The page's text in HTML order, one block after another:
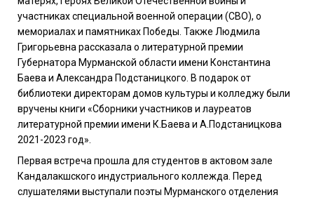
участниках специальной военной операции (СВО), о
мемориалах и памятниках Победы. Также Людмила
Григорьевна рассказала о литературной премии
Губернатора Мурманской области имени Константина
Баева и Александра Подстаницкого. В подарок от
библиотеки директорам домов культуры и колледжу были
вручены книги «Сборники участников и лауреатов
литературной премии имени К.Баева и А.Подстаницкова
2021-2023 год».
Первая встреча прошла для студентов в актовом зале
Кандалакшского индустриального коллежда. Перед
слушателями выступали поэты Мурманского отделения